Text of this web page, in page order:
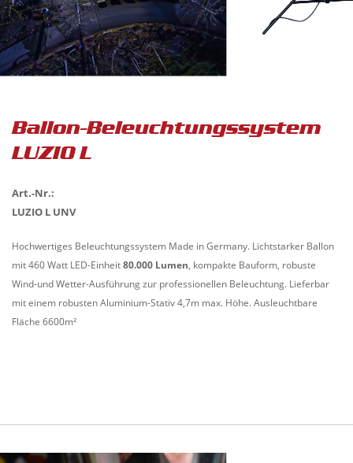
Ballon-Beleuchtungssystem
LUZIO L
Art.-Nr.:
LUZIO L UNV
Hochwertiges Beleuchtungssystem Made in Germany. Lichtstarker Ballon
mit 460 Watt LED-Einheit80.000 Lumen, kompakte Bauform, robuste
Wind-und Wetter-Ausführung zur professionellen Beleuchtung. Lieferbar
mit einem robusten Aluminium-Stativ 4,7m max. Höhe. Ausleuchtbare
Fläche 6600m²